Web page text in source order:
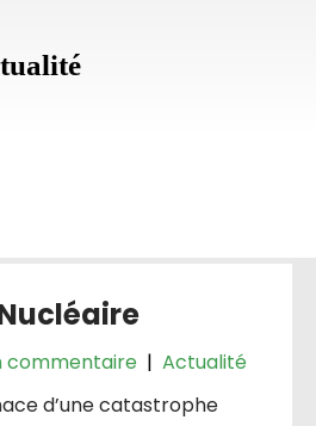
commentaire | Actualité
d’une catastrophe